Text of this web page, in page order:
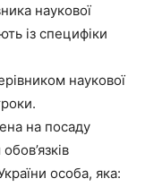
наукової
із специфіки
наукової
на посаду
особа, яка: